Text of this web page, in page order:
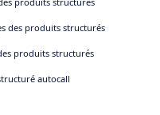
des produits structurés
produits structurés
autocall